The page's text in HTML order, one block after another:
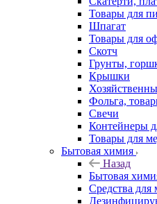
Товары для
Шпагат
Товары для
Скотч
Грунты,
Крышки
Фольга,
Свечи
Контейнеры
Товары для
Бытовая химия
Назад
Бытовая
Средства для